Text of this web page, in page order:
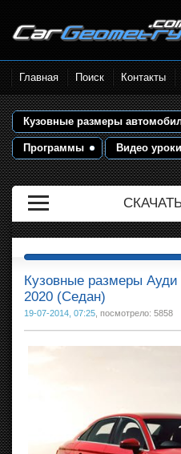
Размеры кузова автомобилей.
Контрольные точки и
размеры. Геометрия кузова
Главная Поиск Контакты
Кузовные размеры
Программы Видео уроки
Кузовные размеры
2020 (Седан)
19-07-2014, 07:25 , посмотрело: 5858